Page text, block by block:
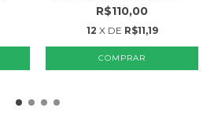
R$110,00
12 X DE R$11,19
COMPRAR